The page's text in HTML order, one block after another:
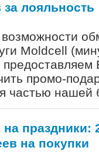
лояльность
Moldcell
промо-
частью
праздники:
на покупки